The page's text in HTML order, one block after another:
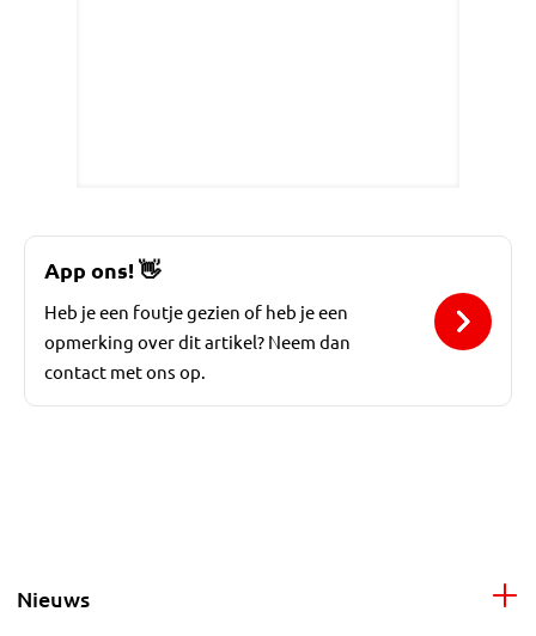
App ons!👋
Heb je een foutje gezien of heb je een
opmerking over dit artikel? Neem dan
contact met ons op.
Nieuws